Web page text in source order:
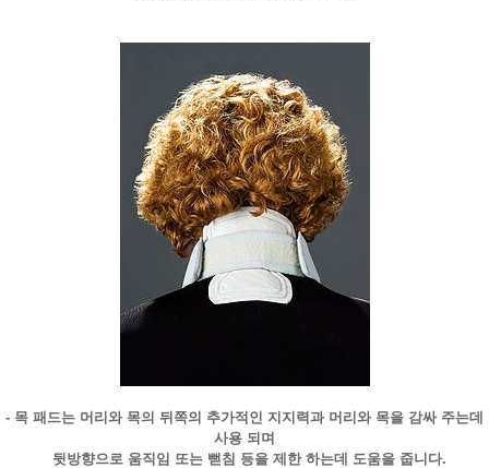
- 목 패드는 머리와 목의 뒤쪽의 추가적인 지지력과 머리와 목을 감싸 주는데
사용 되며
뒷방향으로 움직임 또는 뻗침 등을 제한 하는데 도움을 줍니다.